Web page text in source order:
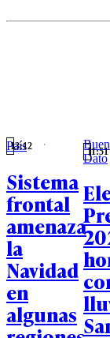
País
13:12
Sistema
frontal
amenaza
la
Navidad
en
algunas
Buen
Dato
11:51